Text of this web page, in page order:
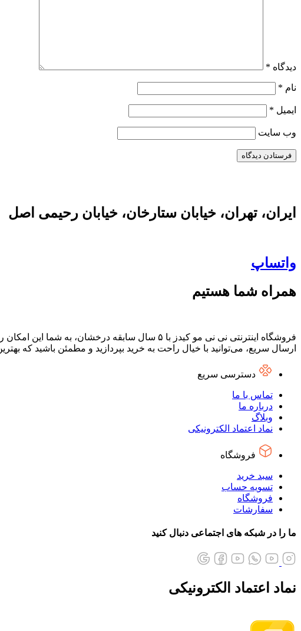
دیدگاه *
نام *
ایمیل *
وب‌ سایت
ایران، تهران، خیابان ستارخان، خیابان رحیمی اصل
واتساپ
همراه شما هستیم
فروشگاه اینترنتی نی نی مو کیدز با ۵ سال سابقه
ارسال سریع، می‌توانید با خیال راحت به خرید بپردازید و مطمئن باشید که
دسترسی سریع
تماس با ما
درباره ما
وبلاگ
نماد اعتماد الکترونیکی
فروشگاه
سبد خرید
تسویه حساب
فروشگاه
سفارشات
ما را در شبکه های اجتماعی دنبال کنید
نماد اعتماد الکترونیکی